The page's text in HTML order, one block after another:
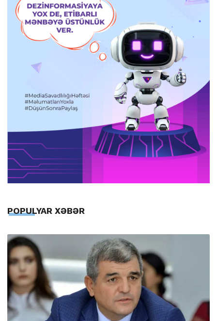
POPULYAR XƏBƏR